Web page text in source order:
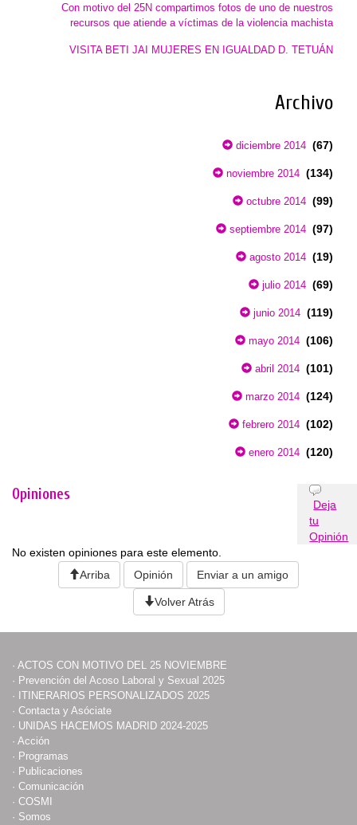
Con motivo del 25N compartimos fotos de uno de nuestros
recursos que atiende a víctimas de la violencia machista
VISITA BETI JAI MUJERES EN IGUALDAD D. TETUÁN
Archivo
diciembre 2014 (67)
noviembre 2014 (134)
octubre 2014 (99)
septiembre 2014 (97)
agosto 2014 (19)
julio 2014 (69)
junio 2014 (119)
mayo 2014 (106)
abril 2014 (101)
marzo 2014 (124)
febrero 2014 (102)
enero 2014 (120)
Opiniones
Deja
tu
Opinión
No existen opiniones para este elemento.
Arriba
Opinión Enviar a un amigo
Volver Atrás
· ACTOS CON MOTIVO DEL 25 NOVIEMBRE
· Prevención del Acoso Laboral y Sexual 2025
· ITINERARIOS PERSONALIZADOS 2025
· Contacta y Asóciate
· UNIDAS HACEMOS MADRID 2024-2025
· Acción
· Programas
· Publicaciones
· Comunicación
· COSMI
· Somos